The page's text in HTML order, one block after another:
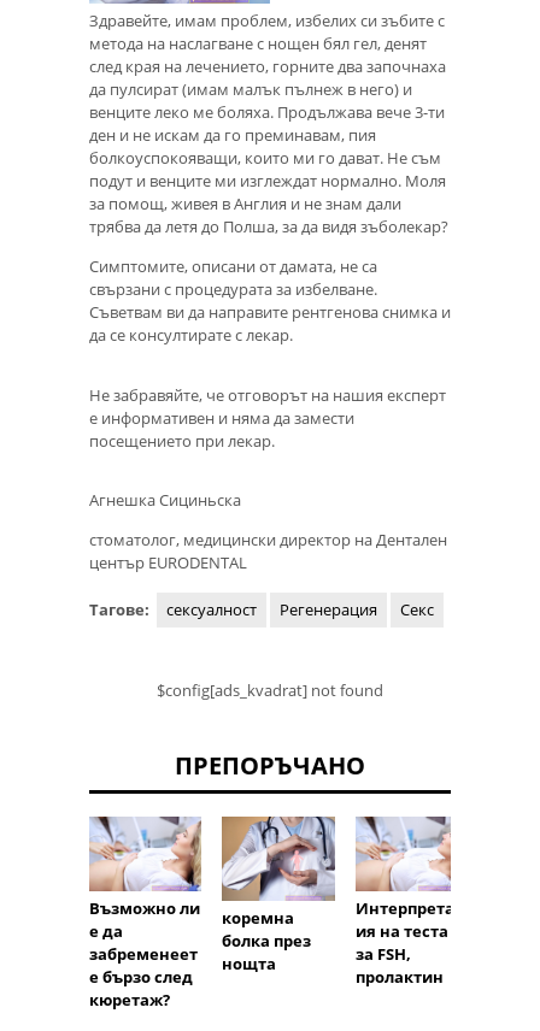
Здравейте, имам проблем, избелих си зъбите с
метода на наслагване с нощен бял гел, денят
след края на лечението, горните два започнаха
да пулсират (имам малък пълнеж в него) и
венците леко ме боляха. Продължава вече 3-ти
ден и не искам да го преминавам, пия
болкоуспокояващи, които ми го дават. Не съм
подут и венците ми изглеждат нормално. Моля
за помощ, живея в Англия и не знам дали
трябва да летя до Полша, за да видя зъболекар?
Симптомите, описани от дамата, не са
свързани с процедурата за избелване.
Съветвам ви да направите рентгенова снимка и
да се консултирате с лекар.
Не забравяйте, че отговорът на нашия експерт
е информативен и няма да замести
посещението при лекар.
Агнешка Сициньска
стоматолог, медицински директор на Дентален
център EURODENTAL
Тагове: сексуалност Регенерация Секс
$config[ads_kvadrat] not found
ПРЕПОРЪЧАНО
Възможно ли
е да
забременеет
е бързо след
кюретаж?
коремна
болка през
нощта
Интерпретац
ия на теста
за FSH,
пролактин